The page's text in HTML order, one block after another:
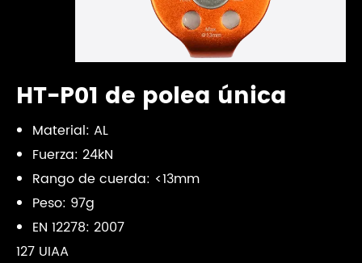
HT-P01 de polea única
Material: AL
Fuerza: 24kN
Rango de cuerda: <13mm
Peso: 97g
EN 12278: 2007
127 UIAA